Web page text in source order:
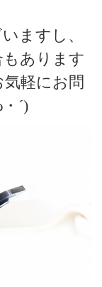
ますし、
あります
軽に お問
´)